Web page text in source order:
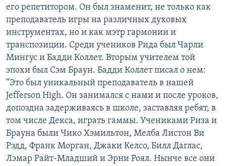
его репетитором. Он был знаменит, не только как
преподаватель игры на различных духовых
инструментах, но и как мэтр гармонии и
транспозиции. Среди учеников Рида был Чарли
Мингус и Бадди Коллет. Вторым учителем той
эпохи был Сэм Браун. Бадди Коллет писал о нем:
“Это был уникальный преподаватель в нашей
Jefferson High. Он занимался с нами и после уроков,
допоздна задерживаясь в школе, заставляя ребят, в
том числе Декса, играть гаммы. Учениками Риза и
Брауна были Чико Хэмильтон, Мелба Листон Ви
Рэдд, Франк Морган, Джаки Келсо, Билл Даглас,
Лэмар Райт-Младший и Эрни Роял. Нынче все они